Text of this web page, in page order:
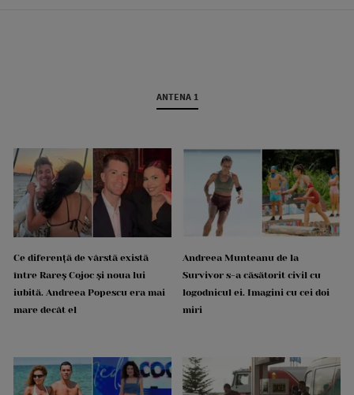
ANTENA 1
Ce diferență de vârstă există
între Rareș Cojoc și noua lui
iubită. Andreea Popescu era mai
mare decât el
Andreea Munteanu de la
Survivor s-a căsătorit civil cu
logodnicul ei. Imagini cu cei doi
miri